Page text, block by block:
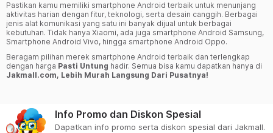
Pastikan kamu memiliki smartphone Android terbaik untuk menunjang
aktivitas harian dengan fitur, teknologi, serta desain canggih. Berbagai
jenis alat komunikasi yang satu ini banyak dijual untuk berbagai
kebutuhan. Tidak hanya Xiaomi, ada juga smartphone Android Samsung,
Smartphone Android Vivo, hingga smartphone Android Oppo.
Beragam pilihan merek smartphone Android terbaik dan terlengkap
dengan harga Pasti Untung hadir. Semua bisa kamu dapatkan hanya di
Jakmall.com, Lebih Murah Langsung Dari Pusatnya!
Info Promo dan Diskon Spesial
Dapatkan info promo serta diskon spesial dari Jakmall.